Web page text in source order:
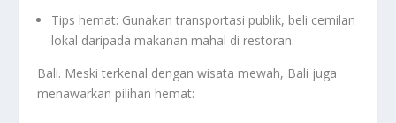
Tips hemat: Gunakan transportasi publik, beli cemilan
lokal daripada makanan mahal di restoran.
Bali. Meski terkenal dengan wisata mewah, Bali juga
menawarkan pilihan hemat: